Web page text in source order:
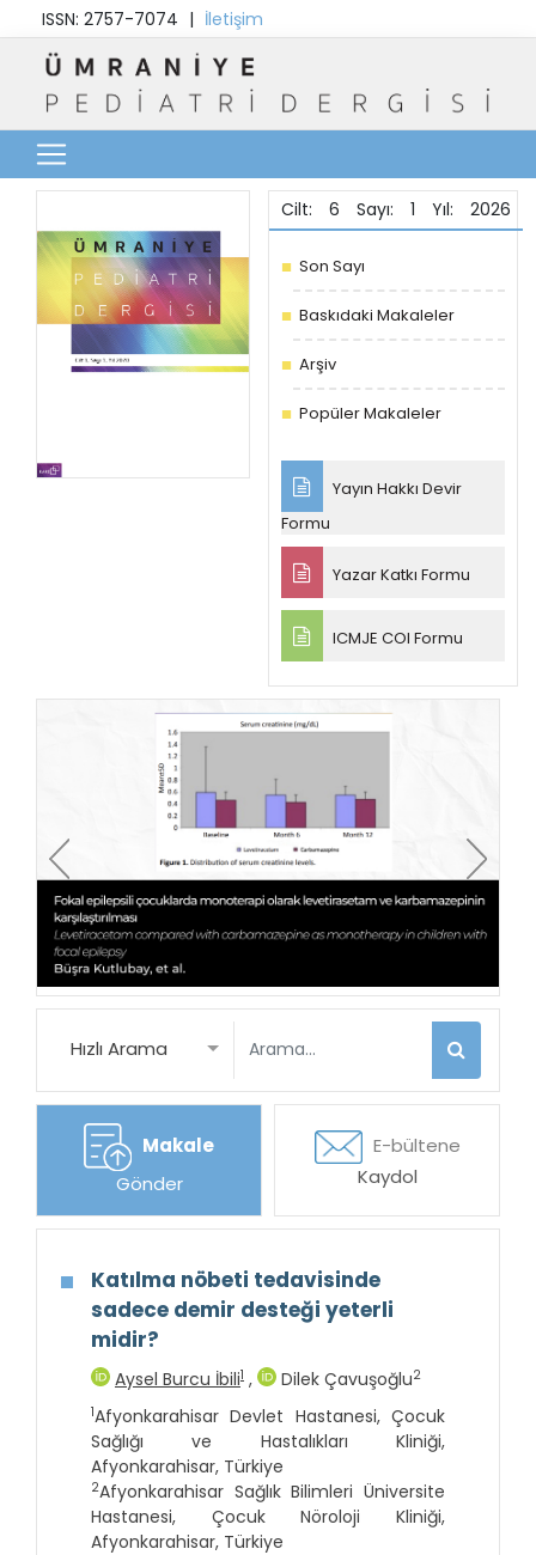
ISSN: 2757-7074 | İletişim
Cilt: 6 Sayı: 1 Yıl: 2026
Son Sayı
Baskıdaki Makaleler
Arşiv
Popüler Makaleler
Yayın Hakkı Devir
Formu
Yazar Katkı Formu
ICMJE COI Formu
Hızlı Arama
Makale
Gönder
E-bültene
Kaydol
Katılma nöbeti tedavisinde
sadece demir desteği yeterli
midir?
Aysel Burcu İbili1 , Dilek Çavuşoğlu2
1Afyonkarahisar Devlet Hastanesi, Çocuk
Sağlığı ve Hastalıkları Kliniği,
Afyonkarahisar, Türkiye
2Afyonkarahisar Sağlık Bilimleri Üniversite
Hastanesi, Çocuk Nöroloji Kliniği,
Afyonkarahisar, Türkiye